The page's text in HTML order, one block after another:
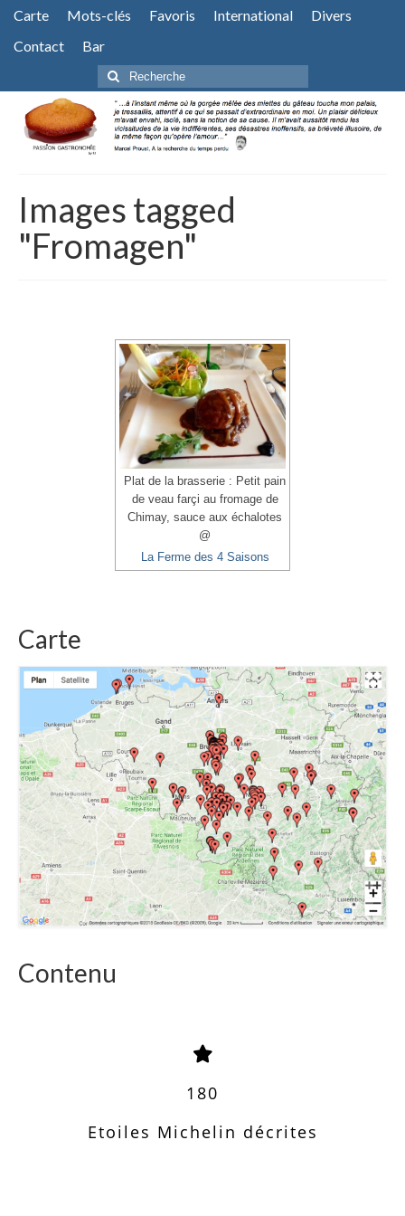
Carte Mots-clés Favoris International
Divers
Contact
Bar
Rechercher
:
Images tagged
"Fromagen"
Plat de la brasserie : Petit pain
de veau farçi au fromage de
Chimay, sauce aux échalotes
@
La Ferme des 4 Saisons
Carte
Contenu
180
Etoiles Michelin décrites